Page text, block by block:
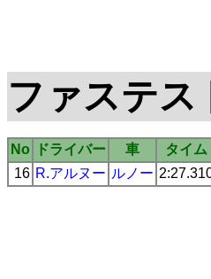
ファステス
No ドライバー 車 タイム
16 R.アルヌー ルノー